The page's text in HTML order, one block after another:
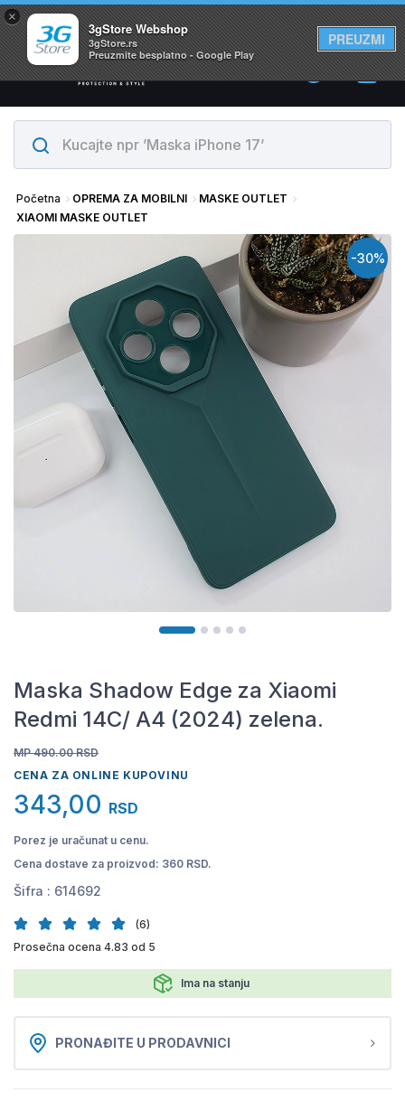
×
3gStore Webshop
3gStore.rs
Preuzmite besplatno - Google Play
PREUZMI
Svi proizvodi su na lageru. Slanje istog dana!
0
Početna OPREMA ZA MOBILNI
MASKE OUTLET
XIAOMI MASKE OUTLET
-30%
Maska Shadow Edge za Xiaomi
Redmi 14C/ A4 (2024) zelena.
MP 490.00 RSD
CENA ZA ONLINE KUPOVINU
343,00 RSD
Porez je uračunat u cenu.
Cena dostave za proizvod: 360 RSD.
Šifra : 614692
(6)
Prosečna ocena 4.83 od 5
Ima na stanju
PRONAĐITE U PRODAVNICI